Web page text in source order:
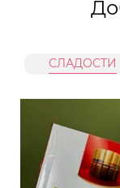
СЛАДОСТИ